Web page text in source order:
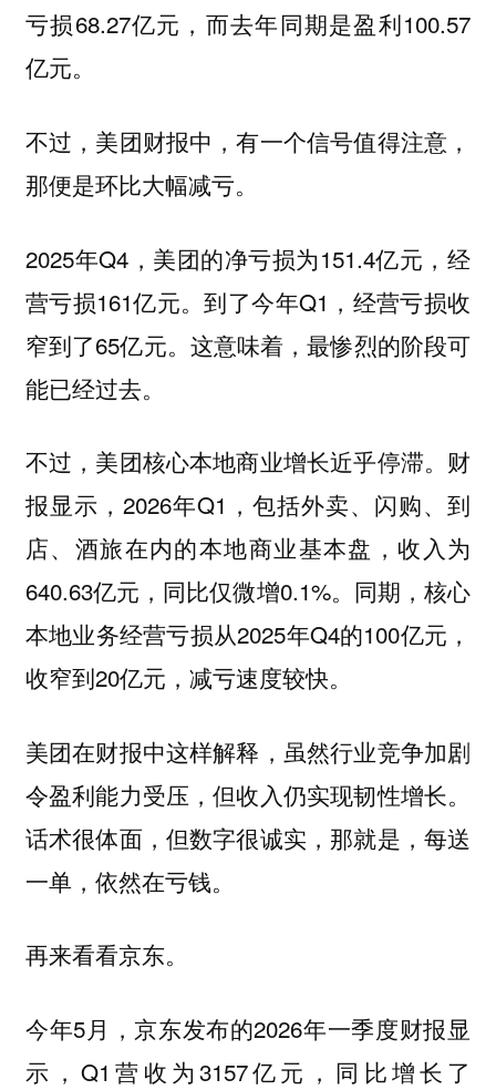
亏损68.27亿元，而去年同期是盈利100.57
亿元。
不过，美团财报中，有一个信号值得注意，
那便是环比大幅减亏。
2025年Q4，美团的净亏损为151.4亿元，经
营亏损161亿元。到了今年Q1，经营亏损收
窄到了65亿元。这意味着，最惨烈的阶段可
能已经过去。
不过，美团核心本地商业增长近乎停滞。财
报显示，2026年Q1，包括外卖、闪购、到
店、酒旅在内的本地商业基本盘，收入为
640.63亿元，同比仅微增0.1%。同期，核心
本地业务经营亏损从2025年Q4的100亿元，
收窄到20亿元，减亏速度较快。
美团在财报中这样解释，虽然行业竞争加剧
令盈利能力受压，但收入仍实现韧性增长。
话术很体面，但数字很诚实，那就是， 每送
一单，依然在亏钱。
再来看看京东。
今年5月，京东发布的2026年一季度财报显
示，Q1营收为3157亿元，同比增长了